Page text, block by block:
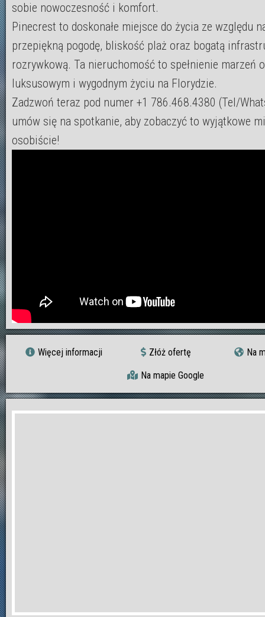
sobie nowoczesność i komfort.
Pinecrest to doskonałe miejsce do życia ze względu
przepiękną pogodę, bliskość plaż oraz bogatą
rozrywkową. Ta nieruchomość to spełnienie marzeń o
luksusowym i wygodnym życiu na Florydzie.
Zadzwoń teraz pod numer +1 786.468.4380 (Tel/
umów się na spotkanie, aby zobaczyć to wyjątkowe
osobiście!
Więcej informacji Złóż ofertę Na
Na mapie Google